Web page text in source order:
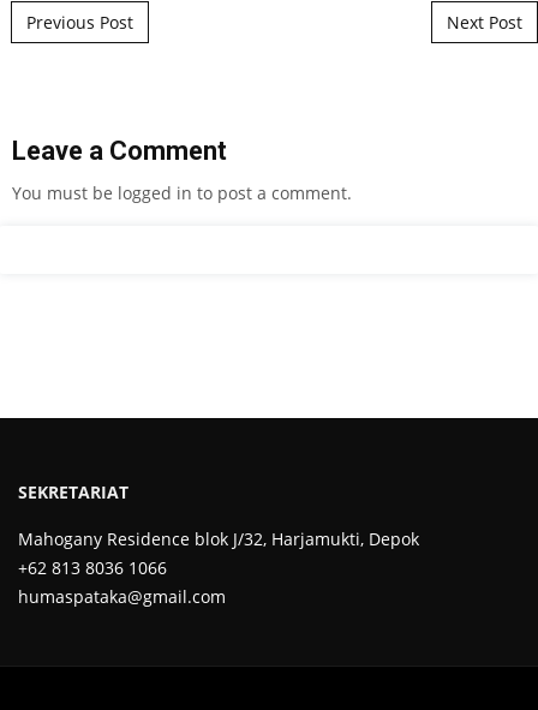
Post navigation
Previous Post Next Post
Leave a Comment
You must be logged in to post a comment.
SEKRETARIAT
Mahogany Residence blok J/32, Harjamukti, Depok
+62 813 8036 1066
humaspataka@gmail.com